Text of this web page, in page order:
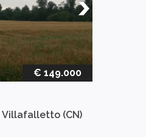
€ 149.000
Villafalletto (CN)